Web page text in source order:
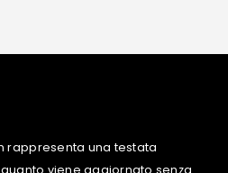
rappresenta una testata